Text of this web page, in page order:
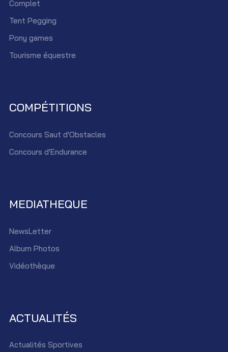
Complet
Tent Pegging
Pony games
Tourisme équestre
COMPÉTITIONS
Concours Saut d'Obstacles
Concours d'Endurance
MEDIATHEQUE
NewsLetter
Album Photos
Vidéothèque
ACTUALITÉS
Actualités Sportives